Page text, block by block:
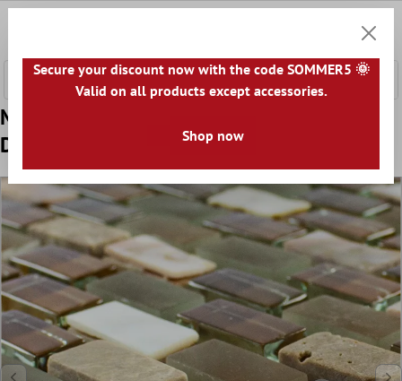
Model din Sticlă Piatră Naturală Sidef Tiglă
De Mozaic Admiral Maro
Secure your discount now with the code SOMMER5 🌞
Valid on all products except accessories.
Shop now